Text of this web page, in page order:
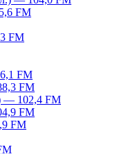
FM
FM
FM
FM
— 102,4 FM
FM
FM